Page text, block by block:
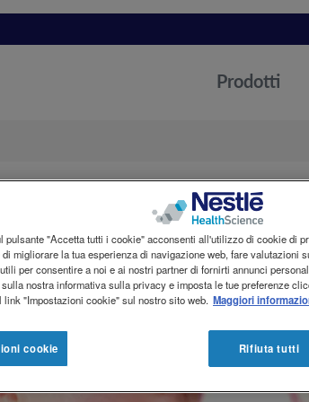
Prodotti
pulsante "Accetta tutti i cookie" acconsenti all'utilizzo di cookie di
migliorare la tua esperienza di navigazione web, fare valutazioni
per consentire a noi e ai nostri partner di fornirti annunci
nostra informativa sulla privacy e imposta le tue preferenze
"Impostazioni cookie" sul nostro sito web. Maggiori
Rifiuta tutti
cookie